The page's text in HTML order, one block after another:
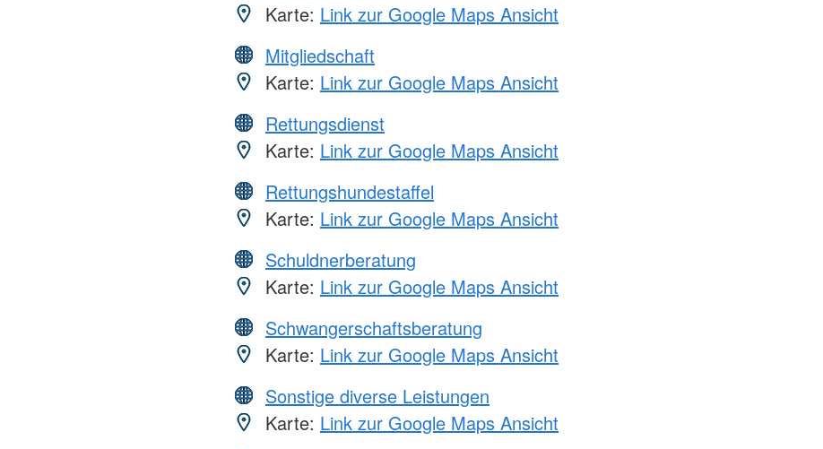
Karte: Link zur Google Maps Ansicht
Mitgliedschaft
Karte: Link zur Google Maps Ansicht
Rettungsdienst
Karte: Link zur Google Maps Ansicht
Rettungshundestaffel
Karte: Link zur Google Maps Ansicht
Schuldnerberatung
Karte: Link zur Google Maps Ansicht
Schwangerschaftsberatung
Karte: Link zur Google Maps Ansicht
Sonstige diverse Leistungen
Karte: Link zur Google Maps Ansicht